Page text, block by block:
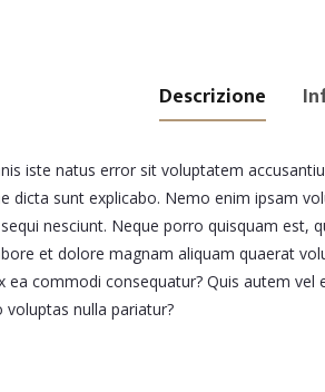
Descrizione
iste natus error sit voluptatem
dicta sunt explicabo. Nemo enim ipsam
nesciunt. Neque porro quisquam est,
et dolore magnam aliquam quaerat
ea commodi consequatur? Quis autem
nulla pariatur?